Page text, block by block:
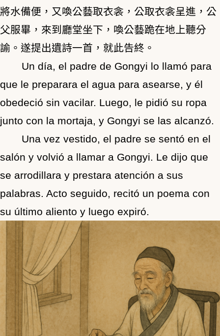
將水備便，又喚公藝取衣衾，公取衣衾呈進，公
父服畢，來到廳堂坐下，喚公藝跪在地上聽分
諭。遂提出遺詩一首，就此告終。
Un día, el padre de Gongyi lo llamó para
que le preparara el agua para asearse, y él
obedeció sin vacilar. Luego, le pidió su ropa
junto con la mortaja, y Gongyi se las alcanzó.
Una vez vestido, el padre se sentó en el
salón y volvió a llamar a Gongyi. Le dijo que
se arrodillara y prestara atención a sus
palabras. Acto seguido, recitó un poema con
su último aliento y luego expiró.